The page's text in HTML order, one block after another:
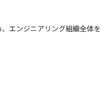
エンジニアリング組織全体を